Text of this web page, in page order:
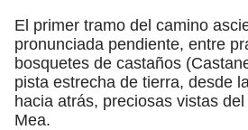
El primer tramo del camino
pronunciada pendiente, entre
bosquetes de castaños
pista estrecha de tierra, desde
hacia atrás, preciosas vistas
Mea.